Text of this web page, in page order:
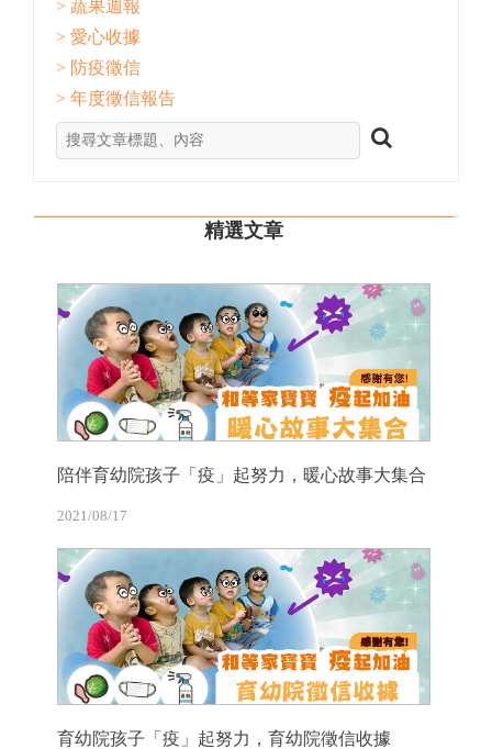
> 蔬果週報
> 愛心收據
> 防疫徵信
> 年度徵信報告
精選文章
陪伴育幼院孩子「疫」起努力，暖心故事大集合
2021/08/17
育幼院孩子「疫」起努力，育幼院徵信收據